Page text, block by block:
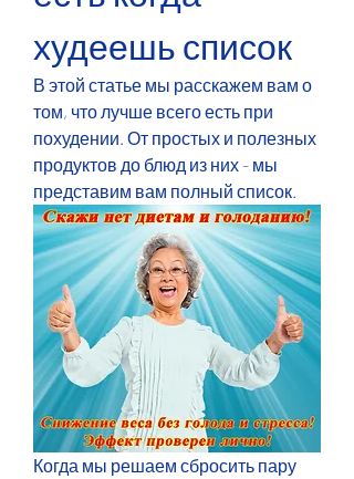
худеешь список
В этой статье мы расскажем вам о
том, что лучше всего есть при
похудении. От простых и полезных
продуктов до блюд из них - мы
представим вам полный список.
Когда мы решаем сбросить пару